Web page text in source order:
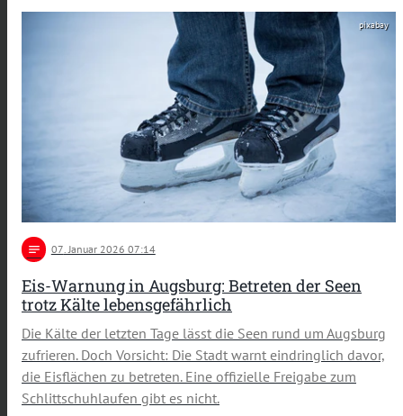
pixabay
notes 07 . Januar 2026 07:14
Eis-Warnung in Augsburg: Betreten der Seen
trotz Kälte lebensgefährlich
Die Kälte der letzten Tage lässt die Seen rund um Augsburg
zufrieren. Doch Vorsicht: Die Stadt warnt eindringlich davor,
die Eisflächen zu betreten. Eine offizielle Freigabe zum
Schlittschuhlaufen gibt es nicht.